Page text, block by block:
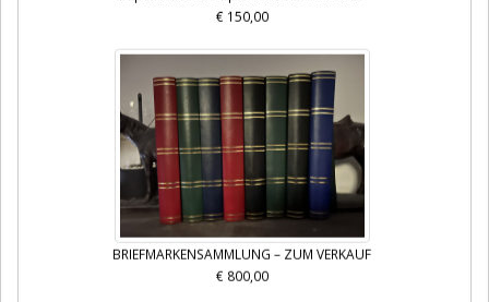
€ 150,00
BRIEFMARKENSAMMLUNG – ZUM VERKAUF
€ 800,00